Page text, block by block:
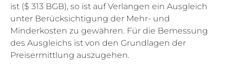
ist ($ 313 BGB), so ist auf Verlangen ein Ausgleich
unter Berücksichtigung der Mehr- und
Minderkosten zu gewähren. Für die Bemessung
des Ausgleichs ist von den Grundlagen der
Preisermittlung auszugehen.